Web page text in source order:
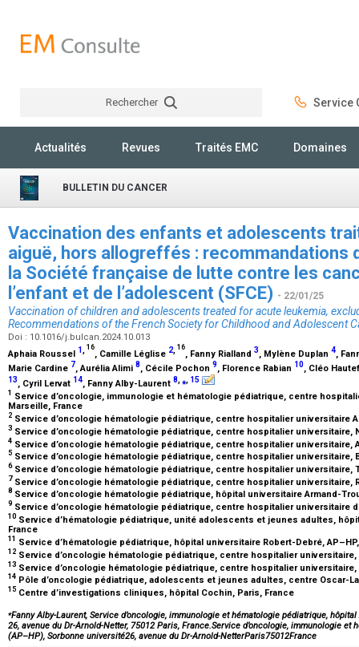
Rechercher Service
Actualités Revues Traités EMC Domaines
BULLETIN DU CANCER
Vaccination des enfants et adolescents
aiguë, hors allogreffés : recommandations
la Société française de lutte contre les
l’enfant et de l’adolescent (SFCE) - 22/01/25
Vaccination of children and adolescents treated for acute leukemia,
Recommendations of the French Society for Childhood and Adolescent
Doi : 10.1016/j.bulcan.2024.10.013
Aphaia Roussel 1, 16
, Camille Léglise 2, 16
, Fanny Rialland 3, Mylène Duplan 4,
Marie Cardine 7, Aurélia Alimi 8, Cécile Pochon 9, Florence Rabian 10, Cléo
13, Cyril Lervat 14, Fanny Alby-Laurent 8 ⁎ 15
1 Service d’oncologie, immunologie et hématologie pédiatrique, centre
Marseille, France
2 Service d’oncologie hématologie pédiatrique, centre hospitalier universitaire
3 Service d’oncologie hématologie pédiatrique, centre hospitalier universitaire,
4 Service d’oncologie hématologie pédiatrique, centre hospitalier universitaire,
5 Service d’oncologie hématologie pédiatrique, centre hospitalier universitaire,
6Service d’oncologie hématologie pédiatrique, centre hospitalier universitaire,
7 Service d’oncologie hématologie pédiatrique, centre hospitalier universitaire,
8 Service d’oncologie hématologie pédiatrique, hôpital universitaire Armand-
9 Service d’oncologie hématologie pédiatrique, centre hospitalier universitaire
10 Service d’hématologie pédiatrique, unité adolescents et jeunes adultes,
France
11 Service d’hématologie pédiatrique, hôpital universitaire Robert-Debré,
12 Service d’oncologie hématologie pédiatrique, centre hospitalier
13 Service d’oncologie hématologie pédiatrique, centre hospitalier
14 Pôle d’oncologie pédiatrique, adolescents et jeunes adultes, centre Oscar-
15 Centre d’investigations cliniques, hôpital Cochin, Paris, France
⁎Fanny Alby-Laurent, Service d’oncologie, immunologie et hématologie pédiatrique,
26, avenue du Dr-Arnold-Netter, 75012 Paris, France.Service d’oncologie, immunologie
(AP–HP), Sorbonne université26, avenue du Dr-Arnold-NetterParis75012France